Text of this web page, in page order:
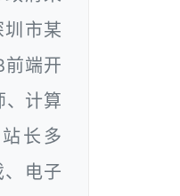
市某
前端开
、计算
长多
电子